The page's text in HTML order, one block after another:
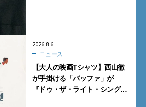
2026.8.6
ニュース
【大人の映画Tシャツ】西山徹
が手掛ける「バッファ」が
『ドゥ・ザ・ライト・シング』